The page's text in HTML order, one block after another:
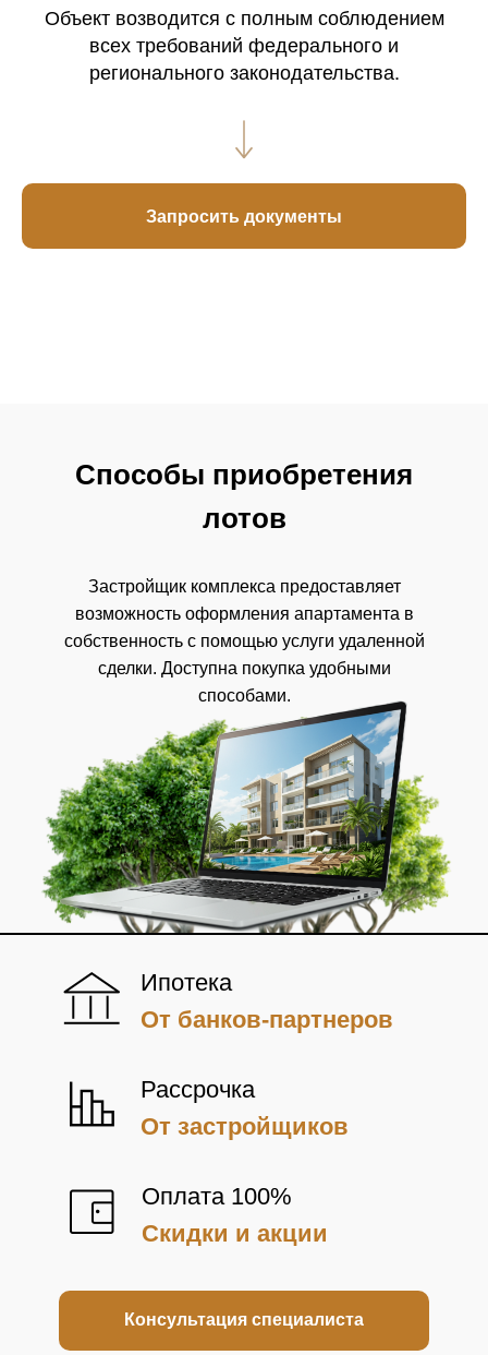
Объект возводится с полным соблюдением
всех требований федерального и
регионального законодательства.
Запросить документы
Способы приобретения
лотов
Застройщик комплекса предоставляет
возможность оформления апартамента в
собственность с помощью услуги удаленной
сделки. Доступна покупка удобными
способами.
Скидки и акции
Оплата 100%
Рассрочка
От застройщиков
От банков-партнеров
Ипотека
Консультация специалиста